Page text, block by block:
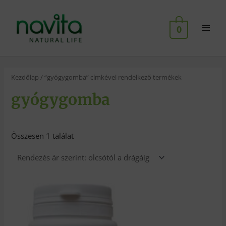
0
Kezdőlap / “gyógygomba” címkével rendelkező termékek
gyógygomba
Összesen 1 találat